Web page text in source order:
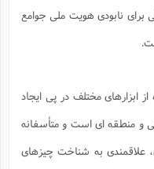
نابودی هویت ملی جوامع
ابزارهای مختلف در پی ایجاد
و منطقه ای است و متأسفانه
علاقمندی به شناخت چیزهای